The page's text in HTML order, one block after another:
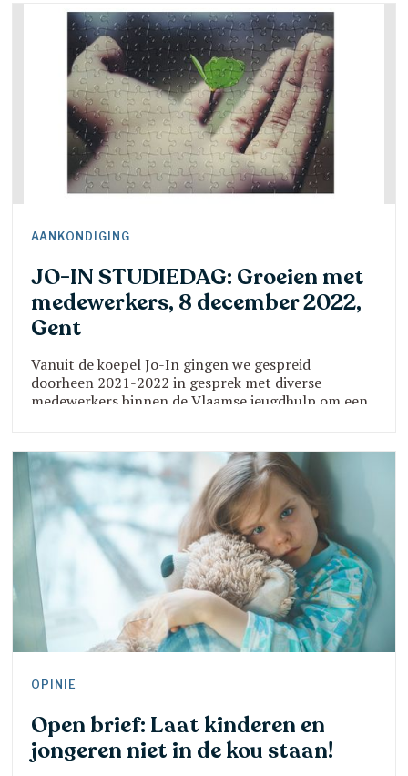
AANKONDIGING
JO-IN STUDIEDAG: Groeien met
medewerkers, 8 december 2022,
Gent
Vanuit de koepel Jo-In gingen we gespreid
doorheen 2021-2022 in gesprek met diverse
medewerkers binnen de Vlaamse jeugdhulp om een
uitdagingen voor toekomstig beleid in beeld te
brengen. Om de sector actief te ondersteunen
organiseren we op 8 december over dit thema een
studiedag.
OPINIE
Open brief: Laat kinderen en
jongeren niet in de kou staan!